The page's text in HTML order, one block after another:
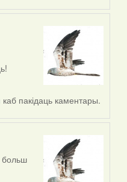
каб пакідаць каментары.
больш